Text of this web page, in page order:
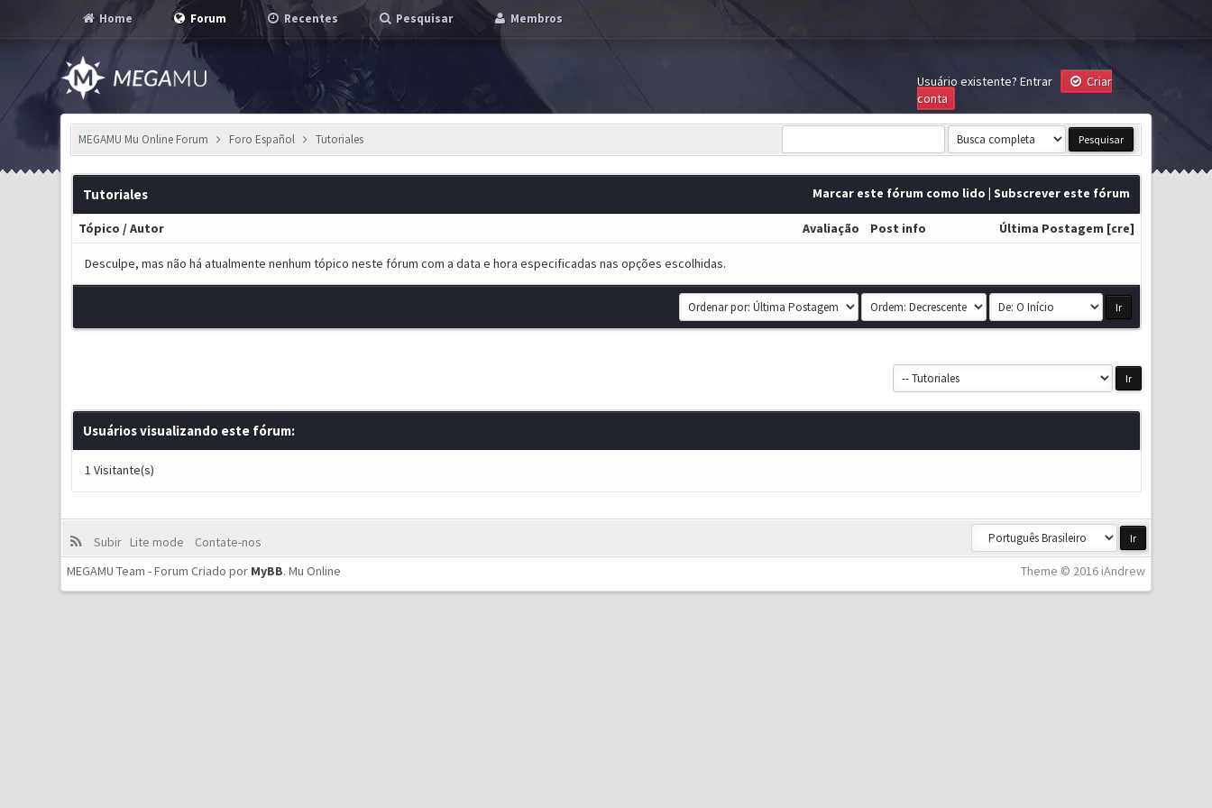
Home Forum Recentes Pesquisar Membros
Usuário existente? Entrar
Criar
conta
MEGAMU Mu Online Forum Foro Español Tutoriales
Marcar este fórum como lido | Subscrever este fórum
Tutoriales
Tópico /Autor Avaliação Post info Última Postagem [cre]
Desculpe, mas não há atualmente nenhum tópico neste fórum com a data e hora especificadas nas opções escolhidas.
Usuários visualizando este fórum:
1 Visitante(s)
Subir Lite mode
Contate-nos
Theme © 2016 iAndrew
MEGAMU Team - Forum Criado por MyBB.Mu Online